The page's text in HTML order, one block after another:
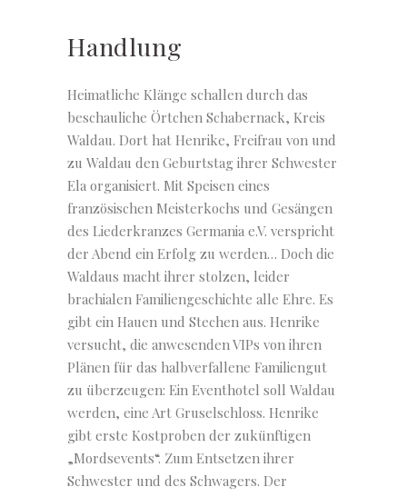
Handlung
Heimatliche Klänge schallen durch das
beschauliche Örtchen Schabernack, Kreis
Waldau. Dort hat Henrike, Freifrau von und
zu Waldau den Geburtstag ihrer Schwester
Ela organisiert. Mit Speisen eines
französischen Meisterkochs und Gesängen
des Liederkranzes Germania e.V. verspricht
der Abend ein Erfolg zu werden… Doch die
Waldaus macht ihrer stolzen, leider
brachialen Familiengeschichte alle Ehre. Es
gibt ein Hauen und Stechen aus. Henrike
versucht, die anwesenden VIPs von ihren
Plänen für das halbverfallene Familiengut
zu überzeugen: Ein Eventhotel soll Waldau
werden, eine Art Gruselschloss. Henrike
gibt erste Kostproben der zukünftigen
„Mordsevents“. Zum Entsetzen ihrer
Schwester und des Schwagers. Der